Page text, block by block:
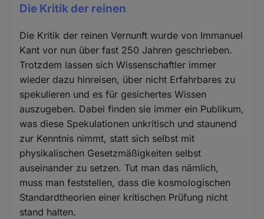
Die Kritik der reinen
Die Kritik der reinen Vernunft wurde von Immanuel
Kant vor nun über fast 250 Jahren geschrieben.
Trotzdem lassen sich Wissenschaftler immer
wieder dazu hinreisen, über nicht Erfahrbares zu
spekulieren und es für gesichertes Wissen
auszugeben. Dabei finden sie immer ein Publikum,
was diese Spekulationen unkritisch und staunend
zur Kenntnis nimmt, statt sich selbst mit
physikalischen Gesetzmäßigkeiten selbst
auseinander zu setzen. Tut man das nämlich,
muss man feststellen, dass die kosmologischen
Standardtheorien einer kritischen Prüfung nicht
stand halten.